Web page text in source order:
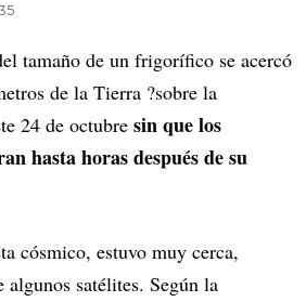
tamaño de un frigorífico se acercó
de la Tierra ?sobre la
24 de octubre sin que los
hasta horas después de su
cósmico, estuvo muy cerca,
algunos satélites. Según la